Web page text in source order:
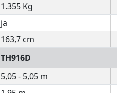
1.355 Kg
ja
163,7 cm
TH916D
5,05 - 5,05 m